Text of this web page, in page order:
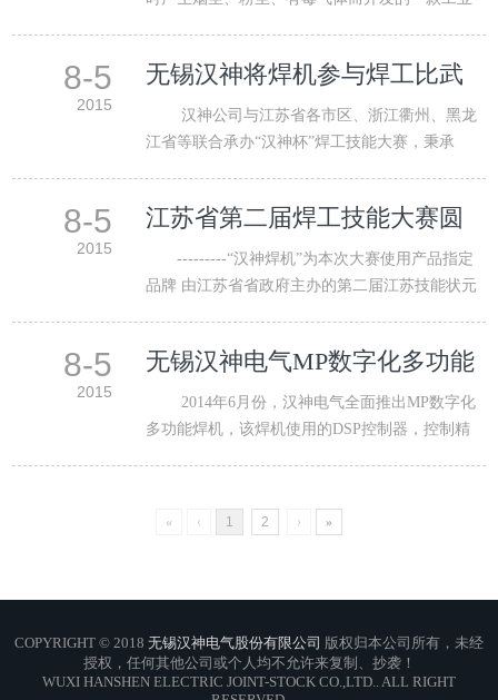
8-5
2015
无锡汉神将焊机参与焊工比武
作为国内品牌建设利器
汉神公司与江苏省各市区、浙江衢州、黑龙
江省等联合承办“汉神杯”焊工技能大赛，秉承
8-5
2015
江苏省第二届焊工技能大赛圆
---------“汉神焊机”为本次大赛使用产品指定
品牌 由江苏省省政府主办的第二届江苏技能状元
8-5
2015
无锡汉神电气MP数字化多功能
焊机成功推出市场
2014年6月份，汉神电气全面推出MP数字化
多功能焊机，该焊机使用的DSP控制器，控制精
« ‹ 1 2 › »
COPYRIGHT © 2018 无锡汉神电气股份有限公司 版权归本公司所有，未经
授权，任何其他公司或个人均不允许来复制、抄袭！
WUXI HANSHEN ELECTRIC JOINT-STOCK CO.,LTD.. ALL RIGHT